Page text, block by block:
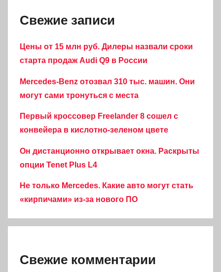
Свежие записи
Цены от 15 млн руб. Дилеры назвали сроки
старта продаж Audi Q9 в России
Mercedes-Benz отозвал 310 тыс. машин. Они
могут сами тронуться с места
Первый кроссовер Freelander 8 сошел с
конвейера в кислотно-зеленом цвете
Он дистанционно открывает окна. Раскрыты
опции Tenet Plus L4
Не только Mercedes. Какие авто могут стать
«кирпичами» из-за нового ПО
Свежие комментарии